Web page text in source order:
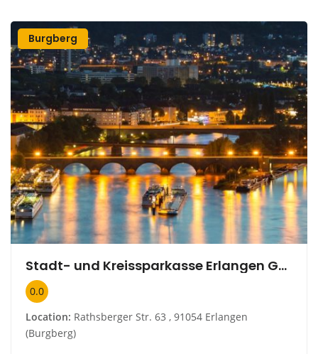
Burgberg
Stadt- und Kreissparkasse Erlangen Gesch.St. Wohnstift
0.0
Location: Rathsberger Str. 63 , 91054 Erlangen
(Burgberg)